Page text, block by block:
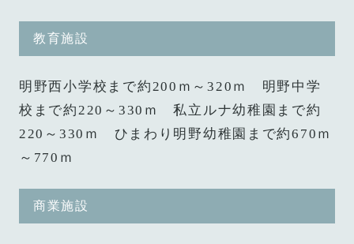
教育施設
明野西小学校まで約200ｍ～320ｍ 明野中学
校まで約220～330ｍ 私立ルナ幼稚園まで約
220～330ｍ ひまわり明野幼稚園まで約670ｍ
～770ｍ
商業施設